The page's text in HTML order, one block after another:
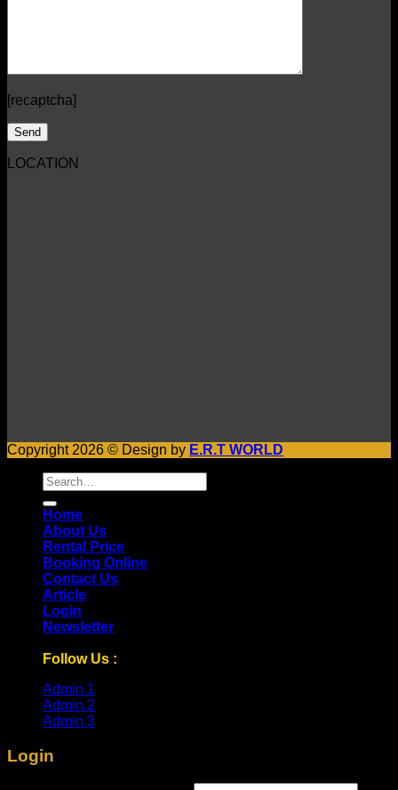
[recaptcha]
LOCATION
Copyright 2026 © Design by E.R.T WORLD
Search
for:
Home
About Us
Rental Price
Booking Online
Contact Us
Article
Login
Newsletter
Follow Us :
Admin 1
Admin 2
Admin 3
Login